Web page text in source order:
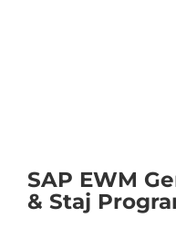
SAP EWM
& Staj